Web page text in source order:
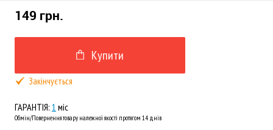
149 грн.
Купити
Закінчується
ГАРАНТІЯ: 1 міс
Обмін/Повернення товару належної якості протягом 14 днів